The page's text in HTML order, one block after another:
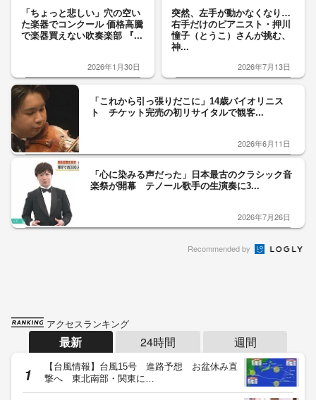
「ちょっと悲しい」穴の空い
た楽器でコンクール 価格高騰
で楽器買えない吹奏楽部 『...
2026年1月30日
突然、左手が動かなくなり…
右手だけのピアニスト・押川
憧子（とうこ）さんが挑む、
神...
2026年7月13日
「これから引っ張りだこに」14歳バイオリニス
ト チケット完売の初リサイタルで観客...
2026年6月11日
「心に染みる声だった」日本最古のクラシック音
楽祭が開幕 テノール歌手の生演奏に3...
2026年7月26日
Recommended by
アクセスランキング
最新 24時間 週間
【台風情報】台風15号 進路予想 お盆休み直
撃へ 東北南部・関東に…